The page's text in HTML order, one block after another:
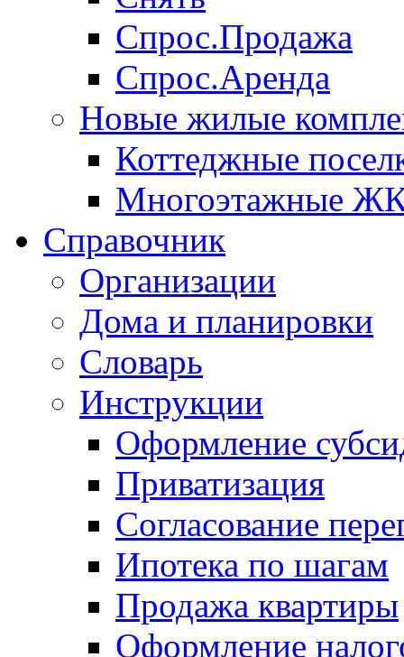
Спрос.Продажа
Спрос.Аренда
Новые жилые
Коттеджные
Многоэтажные
Справочник
Организации
Дома и планировки
Словарь
Инструкции
Оформление
Приватизация
Согласование
Ипотека по шагам
Продажа квартиры
Оформление